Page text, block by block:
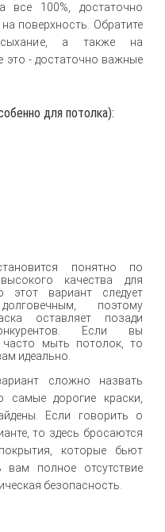
все 100%, достаточно
поверхность. Обратите
а также на
это - достаточно важные
для потолка):
понятно по
качества для
этот вариант следует
поэтому
оставляет позади
Если вы
часто мыть потолок, то
идеально.
сложно назвать
дорогие краски,
Если говорить о
то здесь бросаются
которые бьют
вам полное отсутствие
безопасность.